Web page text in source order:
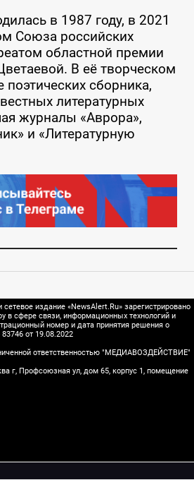
в 1987 году, в 2021
Союза российских
областной премии
В её творческом
сборника,
литературных
журналы «Аврора»,
и «Литературную
издание «NewsAlert.Ru» зарегистрировано
в сфере связи, информационных технологий и
номер и дата принятия решения о
от 19.08.2022
ответственностью "МЕДИАВОЗДЕЙСТВИЕ"
г, Профсоюзная ул, дом 65, корпус 1, помещение